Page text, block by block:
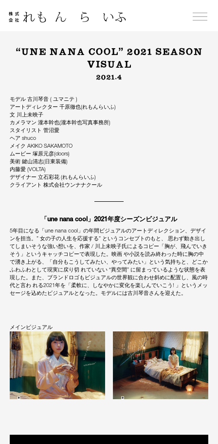
content
“UNE NANA COOL” 2021 SEASON
VISUAL
2021.4
モデル 古川琴音 ( ユマニテ )
アートディレクター 千原徹也(れもんらいふ)
文 川上未映子
カメラマン 瀧本幹也(瀧本幹也写真事務所)
スタイリスト 菅沼愛
ヘア shuco
メイク AKIKO SAKAMOTO
ムービー 塚原元彦(doors)
美術 鍵山清志(日東装備)
内藤愛 (VOLTA)
デザイナー 立石彩花 (れもんらいふ)
クライアント 株式会社ウンナナクール
「une nana cool」2021年度シーズンビジュアル
5年目になる「une nana cool」の年間ビジュアルのアートディレクション、デザイ
ンを担当。” 女の子の人生を応援する” というコンセプトのもと、 思わず動き出し
てしまいそうな強い想いを、作家 / 川上未映子氏によるコピー「胸が、飛んでいき
そう」というキャッチコピーで表現した。映画 や小説を読み終わった時に胸の中
で湧き上がる、「自分もこうしてみたい、やってみたい」という気持ちと、どこか
ふわふわとして現実に戻り切 れていない “異空間” に留まっているような状態を表
現した。また、ブランドロゴもビジュアルの世界観に合わせ斜めに配置し、風の時
代と言わ れる2021年を「柔軟に、しなやかに変化を楽しんでいこう! 」というメッ
セージを込めたビジュアルとなった。モデルには古川琴音さんを迎えた。
メインビジュアル